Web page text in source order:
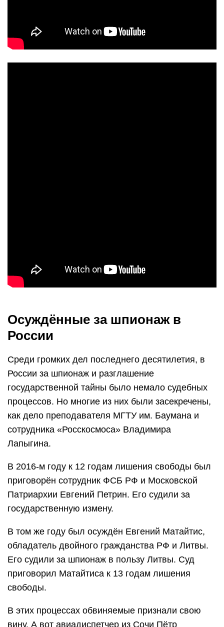
Осуждённые за шпионаж в
России
Среди громких дел последнего десятилетия, в
России за шпионаж и разглашение
государственной тайны было немало судебных
процессов. Но многие из них были засекречены,
как дело преподавателя МГТУ им. Баумана и
сотрудника «Росскосмоса» Владимира
Лапыгина.
В 2016-м году к 12 годам лишения свободы был
приговорён сотрудник ФСБ РФ и Московской
Патриархии Евгений Петрин. Его судили за
государственную измену.
В том же году был осуждён Евгений Матайтис,
обладатель двойного гражданства РФ и Литвы.
Его судили за шпионаж в пользу Литвы. Суд
приговорил Матайтиса к 13 годам лишения
свободы.
В этих процессах обвиняемые признали свою
вину. А вот авиадиспетчер из Сочи Пётр